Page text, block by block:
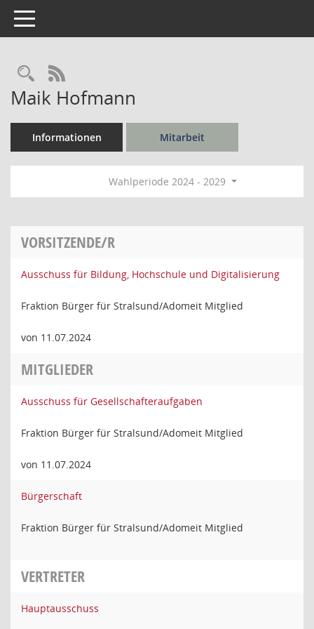
Toggle navigation
Rechercheauswahl
RSS-Feed
Maik Hofmann
Informationen Mitarbeit
Wahlperiode 2024 - 2029
VORSITZENDE/R
Ausschuss für Bildung, Hochschule und Digitalisierung
Fraktion Bürger für Stralsund/Adomeit Mitglied
von 11.07.2024
MITGLIEDER
Ausschuss für Gesellschafteraufgaben
Fraktion Bürger für Stralsund/Adomeit Mitglied
von 11.07.2024
Bürgerschaft
Fraktion Bürger für Stralsund/Adomeit Mitglied
VERTRETER
Hauptausschuss